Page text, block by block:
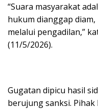
“Suara masyarakat
hukum dianggap
melalui pengadilan,”
(11/5/2026).
Gugatan dipicu hasil
berujung sanksi.